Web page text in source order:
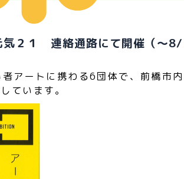
２１ 連絡通路にて開催（～
アートに携わる6団体で、前橋市
ています。